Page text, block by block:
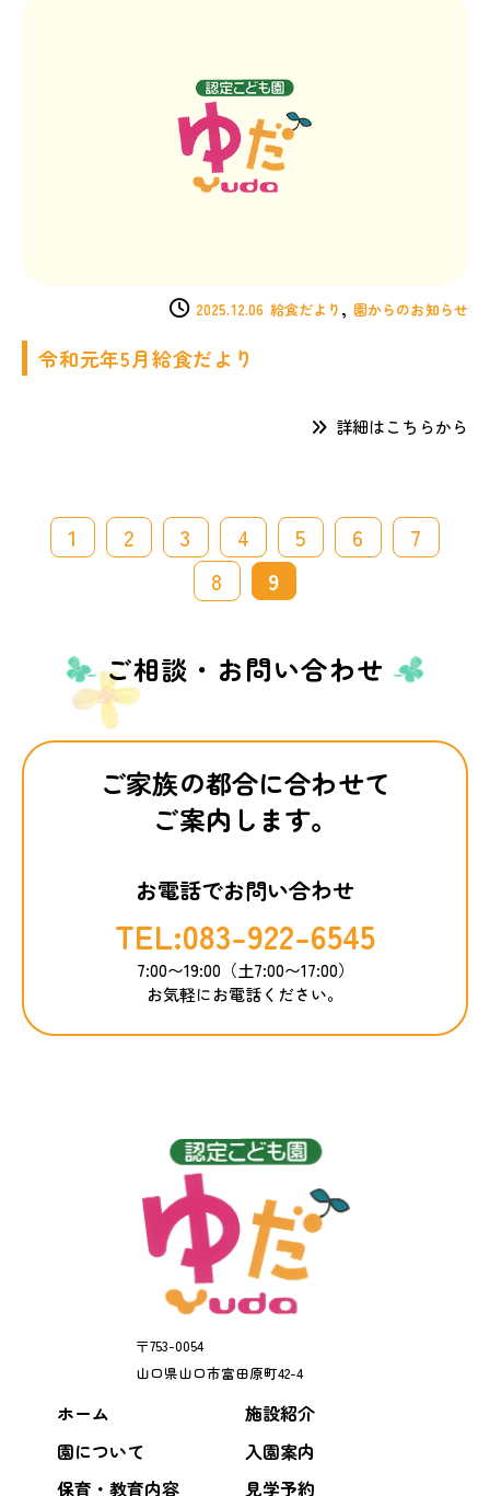
2025.12.06 給食だより , 園からのお知らせ
令和元年5月給食だより
詳細はこちらから
1 2 3 4 5 6
7
8
9
ご相談・お問い合わせ
ご家族の都合に合わせて
ご案内します。
お電話でお問い合わせ
TEL:083-922-6545
7:00〜19:00（土7:00〜17:00）
お気軽にお電話ください。
〒753-0054
山口県山口市富田原町42-4
ホーム
園について
保育・教育内容
施設紹介
入園案内
見学予約